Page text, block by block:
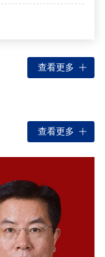
查看更多
查看更多